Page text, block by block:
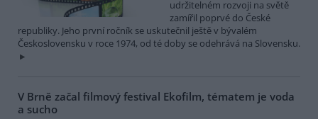
udržitelném rozvoji na světě
zamířil poprvé do České
republiky. Jeho první ročník se uskutečnil ještě v bývalém
Československu v roce 1974, od té doby se odehrává na Slovensku.
V Brně začal filmový festival Ekofilm, tématem je voda
a sucho